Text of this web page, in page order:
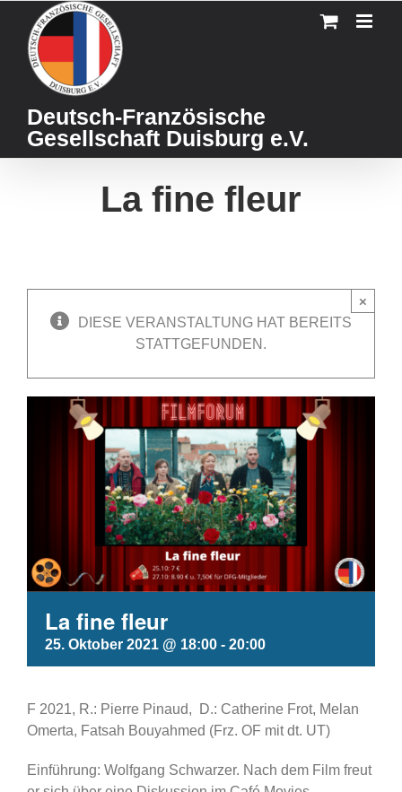
content
Deutsch-Französische
Gesellschaft Duisburg e.V.
La fine fleur
DIESE VERANSTALTUNG HAT BEREITS
STATTGEFUNDEN.
×
La fine fleur
25. Oktober 2021 @ 18:00 - 20:00
F 2021, R.: Pierre Pinaud, D.: Catherine Frot, Melan
Omerta, Fatsah Bouyahmed (Frz. OF mit dt. UT)
Einführung: Wolfgang Schwarzer. Nach dem Film freut